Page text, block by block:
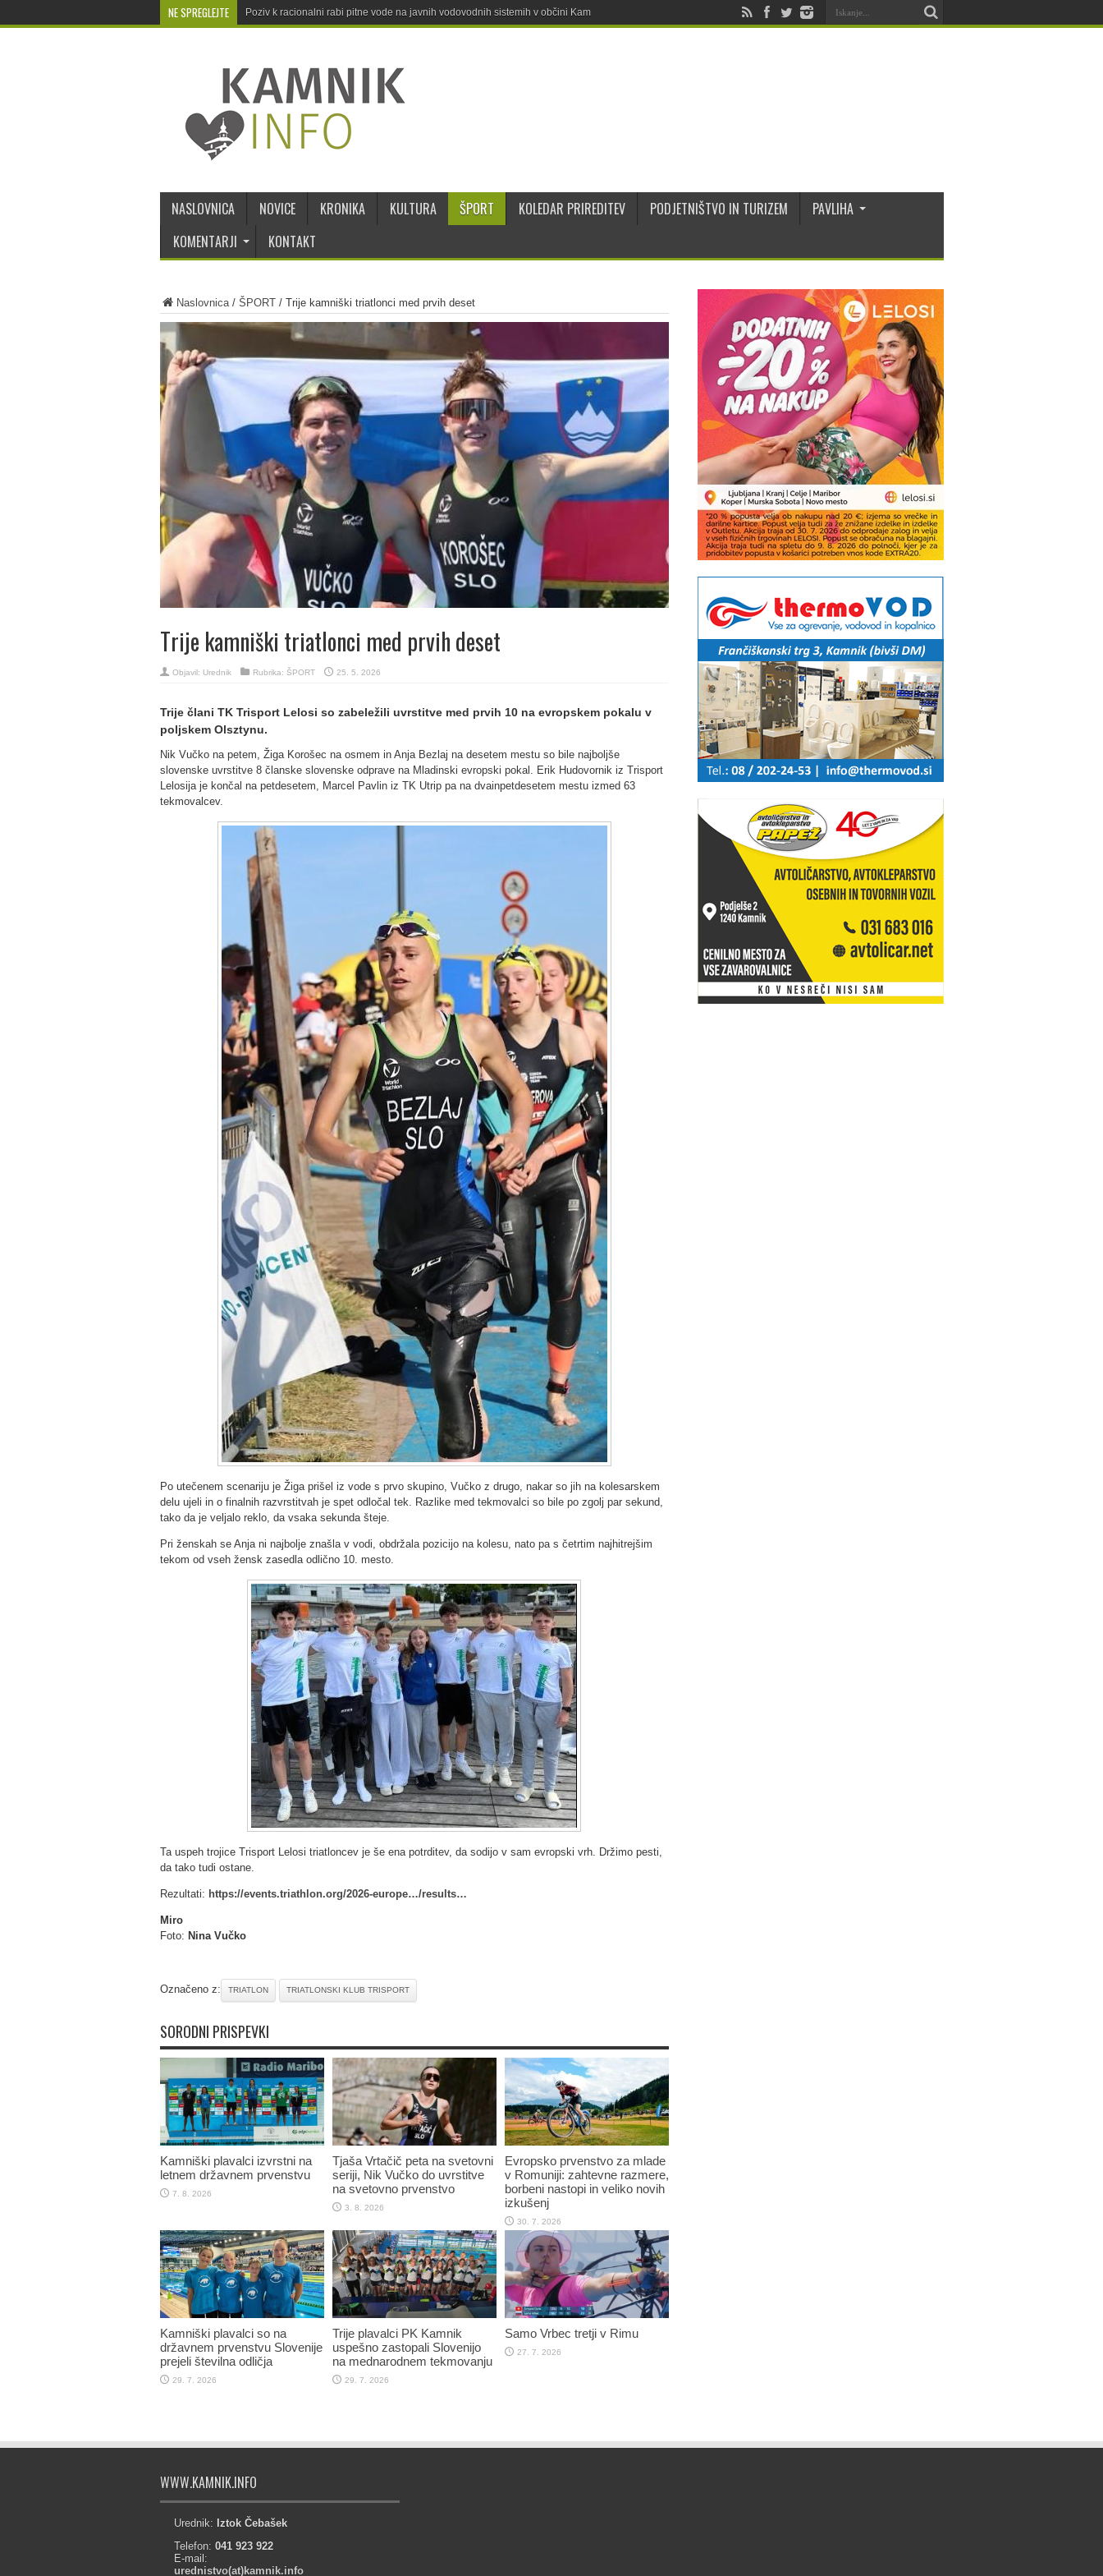
NE SPREGLEJTE Poziv k racionalni rabi pitne vode na javnih vodovodnih sistemih v občini Kamnik
NASLOVNICA NOVICE KRONIKA KULTURA ŠPORT KOLEDAR PRIREDITEV PODJETNIŠTVO IN TURIZEM
PAVLIHA
KOMENTARJI
KONTAKT
Naslovnica/ ŠPORT/ Trije kamniški triatlonci med prvih deset
Trije kamniški triatlonci med prvih deset
Objavil: Urednik Rubrika: ŠPORT 25. 5. 2026
Trije člani TK Trisport Lelosi so zabeležili uvrstitve med prvih 10 na evropskem pokalu v
poljskem Olsztynu.
Nik Vučko na petem, Žiga Korošec na osmem in Anja Bezlaj na desetem mestu so bile najboljše
slovenske uvrstitve 8 članske slovenske odprave na Mladinski evropski pokal. Erik Hudovornik iz Trisport
Lelosija je končal na petdesetem, Marcel Pavlin iz TK Utrip pa na dvainpetdesetem mestu izmed 63
tekmovalcev.
Po utečenem scenariju je Žiga prišel iz vode s prvo skupino, Vučko z drugo, nakar so jih na kolesarskem
delu ujeli in o finalnih razvrstitvah je spet odločal tek. Razlike med tekmovalci so bile po zgolj par sekund,
tako da je veljalo reklo, da vsaka sekunda šteje.
Pri ženskah se Anja ni najbolje znašla v vodi, obdržala pozicijo na kolesu, nato pa s četrtim najhitrejšim
tekom od vseh žensk zasedla odlično 10. mesto.
Ta uspeh trojice Trisport Lelosi triatloncev je še ena potrditev, da sodijo v sam evropski vrh. Držimo pesti,
da tako tudi ostane.
Rezultati: https://events.triathlon.org/2026-europe…/results…
Miro
Foto: Nina Vučko
Označeno z: TRIATLON TRIATLONSKI KLUB TRISPORT
SORODNI PRISPEVKI
Kamniški plavalci izvrstni na
letnem državnem prvenstvu
7. 8. 2026
Tjaša Vrtačič peta na svetovni
seriji, Nik Vučko do uvrstitve
na svetovno prvenstvo
3. 8. 2026
Evropsko prvenstvo za mlade
v Romuniji: zahtevne razmere,
borbeni nastopi in veliko novih
izkušenj
30. 7. 2026
Kamniški plavalci so na
državnem prvenstvu Slovenije
prejeli številna odličja
29. 7. 2026
Trije plavalci PK Kamnik
uspešno zastopali Slovenijo
na mednarodnem tekmovanju
29. 7. 2026
Samo Vrbec tretji v Rimu
27. 7. 2026
WWW.KAMNIK.INFO
Urednik: Iztok Čebašek
Telefon: 041 923 922
E-mail:
urednistvo(at)kamnik.info